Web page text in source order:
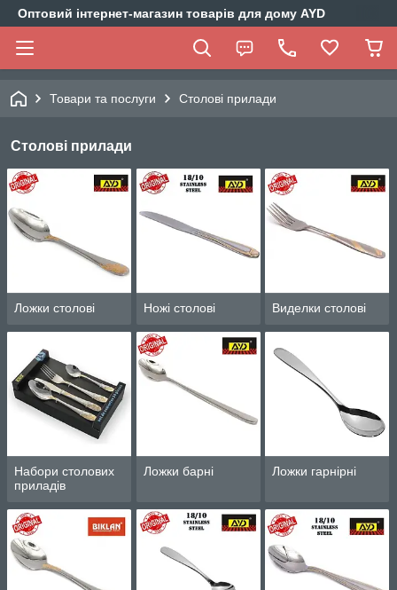
Оптовий інтернет-магазин товарів для дому AYD
Товари та послуги Столові прилади
Столові прилади
Ложки столові Ножі столові Виделки столові
Набори столових
приладів
Ложки барні Ложки гарнірні